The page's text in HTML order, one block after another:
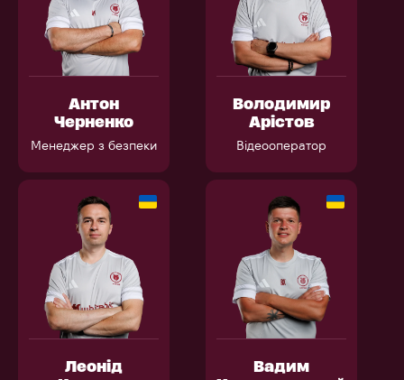
Антон
Черненко
Менеджер з безпеки
Володимир
Арістов
Відеооператор
Леонід
Вадим